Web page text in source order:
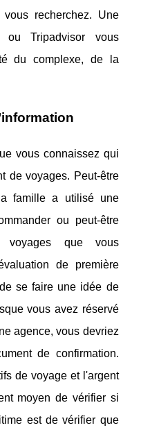
recherchez. Une
ou Tripadvisor vous
du complexe, de la
vous connaissez qui
de voyages. Peut-être
famille a utilisé une
ou peut-être
que vous
de première
se faire une idée de
vous avez réservé
agence, vous devriez
de confirmation.
de voyage et l'argent
moyen de vérifier si
est de vérifier que